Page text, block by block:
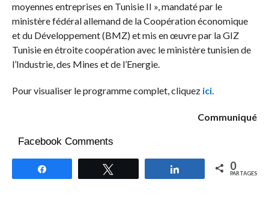
moyennes entreprises en Tunisie II », mandaté par le
ministère fédéral allemand de la Coopération économique
et du Développement (BMZ) et mis en œuvre par la GIZ
Tunisie en étroite coopération avec le ministère tunisien de
l’Industrie, des Mines et de l’Energie.
Pour visualiser le programme complet, cliquez ici.
Communiqué
Facebook Comments
Partagez 0
PARTAGES